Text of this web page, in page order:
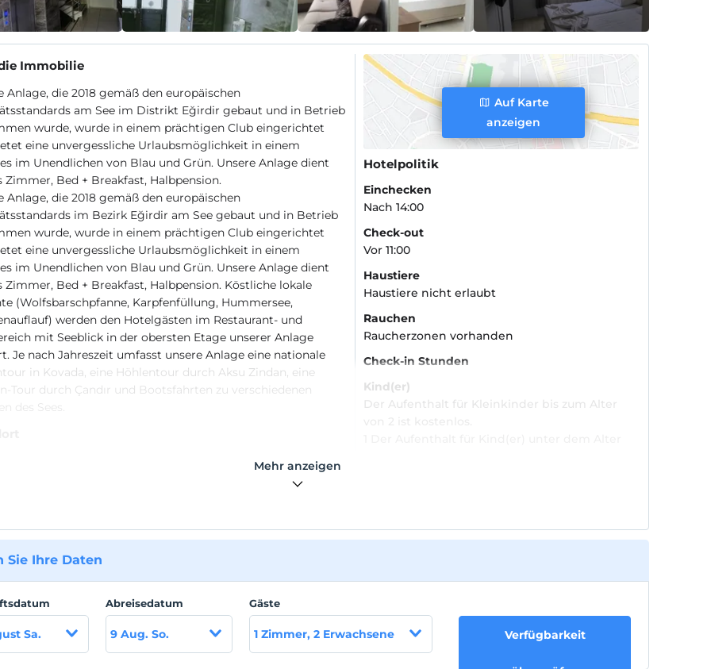
Immobilie
Anlage, die 2018 gemäß den europäischen
am See im Distrikt Eğirdir gebaut und in Betrieb
wurde, wurde in einem prächtigen Club eingerichtet
eine unvergessliche Urlaubsmöglichkeit in einem
im Unendlichen von Blau und Grün. Unsere Anlage dient
Zimmer, Bed + Breakfast, Halbpension.
Anlage, die 2018 gemäß den europäischen
im Bezirk Eğirdir am See gebaut und in Betrieb
wurde, wurde in einem prächtigen Club eingerichtet
eine unvergessliche Urlaubsmöglichkeit in einem
im Unendlichen von Blau und Grün. Unsere Anlage dient
Zimmer, Bed + Breakfast, Halbpension. Köstliche lokale
(Wolfsbarschpfanne, Karpfenfüllung, Hummersee,
werden den Hotelgästen im Restaurant- und
mit Seeblick in der obersten Etage unserer Anlage
Je nach Jahreszeit umfasst unsere Anlage eine nationale
in Kovada, eine Höhlentour durch Aksu Zindan, eine
Tour durch Çandır und Bootsfahrten zu verschiedenen
des Sees.
Hotel liegt nur 1 km vom Stadtzentrum von Eğirdir
km vom Flughafen Antalya entfernt. befindet sich in einiger
Auf Karte
anzeigen
Hotelpolitik
Einchecken
Nach 14:00
Check-out
Vor 11:00
Haustiere
Haustiere nicht erlaubt
Rauchen
Raucherzonen vorhanden
Check-in Stunden
Kind(er)
Der Aufenthalt für Kleinkinder bis zum Alter
Mehr anzeigen
Sie Ihre Daten
Sa.
Abreisedatum
9 Aug. So.
Gäste
1 Zimmer, 2 Erwachsene Verfügbarkeit